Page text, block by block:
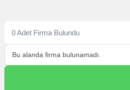
0 Adet Firma Bulundu
Bu alanda firma bulunamadı.